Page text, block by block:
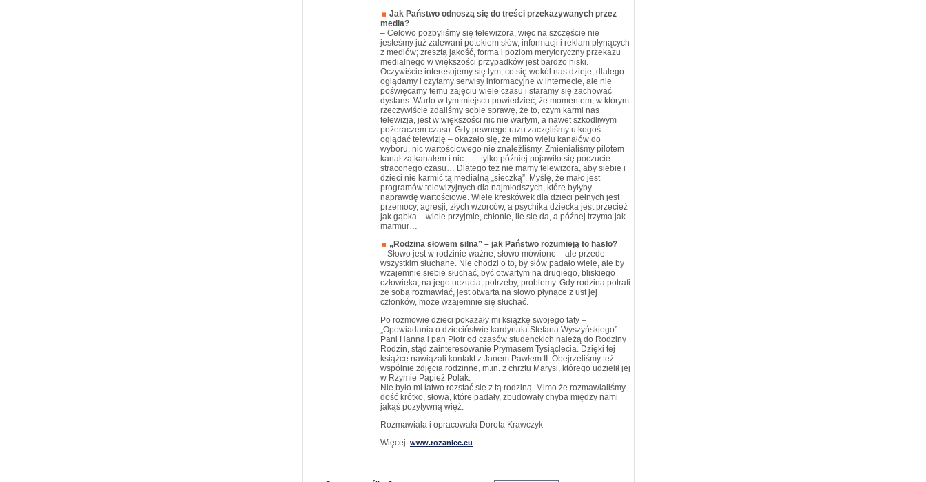
Jak Państwo odnoszą się do treści przekazywanych przez
media?
– Celowo pozbyliśmy się telewizora, więc na szczęście nie
jesteśmy już zalewani potokiem słów, informacji i reklam płynących
z mediów; zresztą jakość, forma i poziom merytoryczny przekazu
medialnego w większości przypadków jest bardzo niski.
Oczywiście interesujemy się tym, co się wokół nas dzieje, dlatego
oglądamy i czytamy serwisy informacyjne w internecie, ale nie
poświęcamy temu zajęciu wiele czasu i staramy się zachować
dystans. Warto w tym miejscu powiedzieć, że momentem, w którym
rzeczywiście zdaliśmy sobie sprawę, że to, czym karmi nas
telewizja, jest w większości nic nie wartym, a nawet szkodliwym
pożeraczem czasu. Gdy pewnego razu zaczęliśmy u kogoś
oglądać telewizję – okazało się, że mimo wielu kanałów do
wyboru, nic wartościowego nie znaleźliśmy. Zmienialiśmy pilotem
kanał za kanałem i nic… – tylko później pojawiło się poczucie
straconego czasu… Dlatego też nie mamy telewizora, aby siebie i
dzieci nie karmić tą medialną „sieczką”. Myślę, że mało jest
programów telewizyjnych dla najmłodszych, które byłyby
naprawdę wartościowe. Wiele kreskówek dla dzieci pełnych jest
przemocy, agresji, złych wzorców, a psychika dziecka jest przecież
jak gąbka – wiele przyjmie, chłonie, ile się da, a późnej trzyma jak
marmur…
„Rodzina słowem silna” – jak Państwo rozumieją to hasło?
– Słowo jest w rodzinie ważne; słowo mówione – ale przede
wszystkim słuchane. Nie chodzi o to, by słów padało wiele, ale by
wzajemnie siebie słuchać, być otwartym na drugiego, bliskiego
człowieka, na jego uczucia, potrzeby, problemy. Gdy rodzina potrafi
ze sobą rozmawiać, jest otwarta na słowo płynące z ust jej
członków, może wzajemnie się słuchać.
Po rozmowie dzieci pokazały mi książkę swojego taty –
„Opowiadania o dzieciństwie kardynała Stefana Wyszyńskiego”.
Pani Hanna i pan Piotr od czasów studenckich należą do Rodziny
Rodzin, stąd zainteresowanie Prymasem Tysiąclecia. Dzięki tej
książce nawiązali kontakt z Janem Pawłem II. Obejrzeliśmy też
wspólnie zdjęcia rodzinne, m.in. z chrztu Marysi, którego udzielił jej
w Rzymie Papież Polak.
Nie było mi łatwo rozstać się z tą rodziną. Mimo że rozmawialiśmy
dość krótko, słowa, które padały, zbudowały chyba między nami
jakąś pozytywną więź.
Rozmawiała i opracowała Dorota Krawczyk
Więcej: www.rozaniec.eu